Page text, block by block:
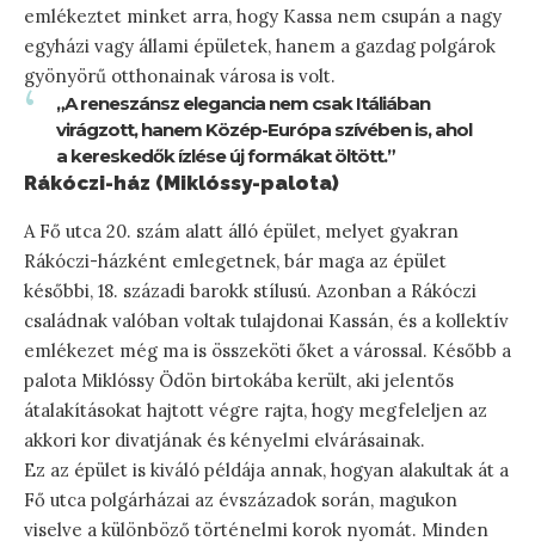
emlékeztet minket arra, hogy Kassa nem csupán a nagy
egyházi vagy állami épületek, hanem a gazdag polgárok
gyönyörű otthonainak városa is volt.
„A reneszánsz elegancia nem csak Itáliában
virágzott, hanem Közép-Európa szívében is, ahol
a kereskedők ízlése új formákat öltött.”
Rákóczi-ház (Miklóssy-palota)
A Fő utca 20. szám alatt álló épület, melyet gyakran
Rákóczi-házként emlegetnek, bár maga az épület
későbbi, 18. századi barokk stílusú. Azonban a Rákóczi
családnak valóban voltak tulajdonai Kassán, és a kollektív
emlékezet még ma is összeköti őket a várossal. Később a
palota Miklóssy Ödön birtokába került, aki jelentős
átalakításokat hajtott végre rajta, hogy megfeleljen az
akkori kor divatjának és kényelmi elvárásainak.
Ez az épület is kiváló példája annak, hogyan alakultak át a
Fő utca polgárházai az évszázadok során, magukon
viselve a különböző történelmi korok nyomát. Minden